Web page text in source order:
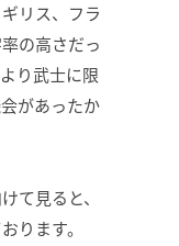
リス、フラ
の高さだっ
り武士に限
があったか
て見ると、
ります。